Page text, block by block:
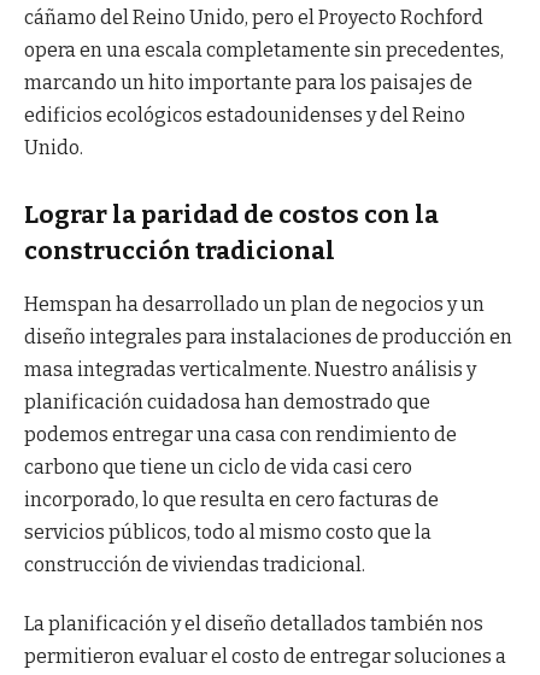
cáñamo del Reino Unido, pero el Proyecto Rochford
opera en una escala completamente sin precedentes,
marcando un hito importante para los paisajes de
edificios ecológicos estadounidenses y del Reino
Unido.
Lograr la paridad de costos con la
construcción tradicional
Hemspan ha desarrollado un plan de negocios y un
diseño integrales para instalaciones de producción en
masa integradas verticalmente. Nuestro análisis y
planificación cuidadosa han demostrado que
podemos entregar una casa con rendimiento de
carbono que tiene un ciclo de vida casi cero
incorporado, lo que resulta en cero facturas de
servicios públicos, todo al mismo costo que la
construcción de viviendas tradicional.
La planificación y el diseño detallados también nos
permitieron evaluar el costo de entregar soluciones a